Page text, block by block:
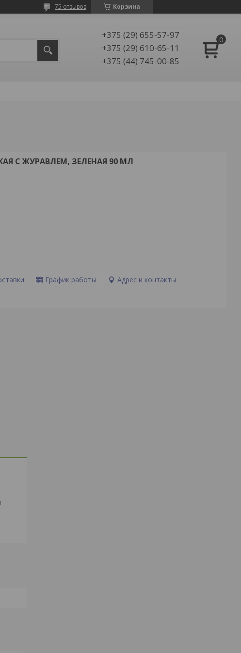
Корзина
75 отзывов
+375 (29) 655-57-97
+375 (29) 610-65-11
+375 (44) 745-00-85
С ЖУРАВЛЕМ, ЗЕЛЕНАЯ 90 МЛ
График работы Адрес и контакты